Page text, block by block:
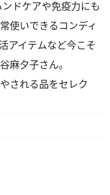
ドケアや免疫力にも
使いできるコンディ
アイテムなど今こそ
麻夕子さん。
される品をセレク